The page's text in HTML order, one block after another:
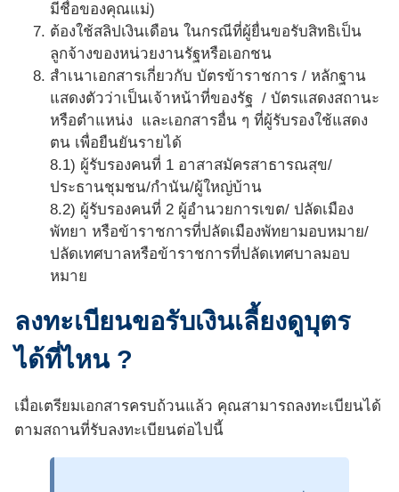
มีชื่อของคุณแม่)
ต้องใช้สลิปเงินเดือน ในกรณีที่ผู้ยื่นขอรับสิทธิเป็น
ลูกจ้างของหน่วยงานรัฐหรือเอกชน
สําเนาเอกสารเกี่ยวกับ บัตรข้าราชการ / หลักฐาน
แสดงตัวว่าเป็นเจ้าหน้าที่ของรัฐ / บัตรแสดงสถานะ
หรือตําแหน่ง และเอกสารอื่น ๆ ที่ผู้รับรองใช้แสดง
ตน เพื่อยืนยันรายได้
8.1) ผู้รับรองคนที่ 1 อาสาสมัครสาธารณสุข/
ประธานชุมชน/กำนัน/ผู้ใหญ่บ้าน
8.2) ผู้รับรองคนที่ 2 ผู้อำนวยการเขต/ ปลัดเมือง
พัทยา หรือข้าราชการที่ปลัดเมืองพัทยามอบหมาย/
ปลัดเทศบาลหรือข้าราชการที่ปลัดเทศบาลมอบ
หมาย
ลงทะเบียนขอรับเงินเลี้ยงดูบุตร
ได้ที่ไหน ?
เมื่อเตรียมเอกสารครบถ้วนแล้ว คุณสามารถลงทะเบียนได้
ตามสถานที่รับลงทะเบียนต่อไปนี้